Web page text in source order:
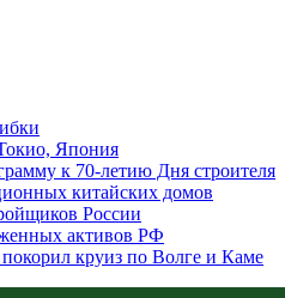
Япония
к 70-летию Дня строителя
китайских домов
России
активов РФ
покорил круиз по Волге и Каме